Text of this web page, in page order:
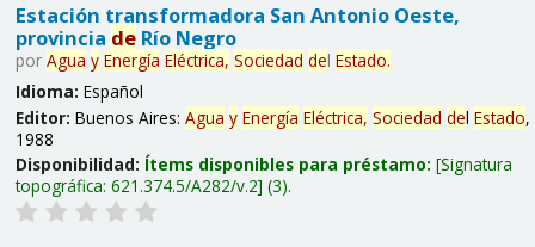
Estación transformadora San Antonio Oeste,
provincia deRío Negro
por Agua y Energía Eléctrica, Sociedad del Estado.
Idioma: Español
Editor: Buenos Aires: Agua y Energía Eléctrica, Sociedad del Estado,
1988
Disponibilidad: Ítems disponibles para préstamo: Signatura
topográfica: 621.374.5/A282/v.2 (3).